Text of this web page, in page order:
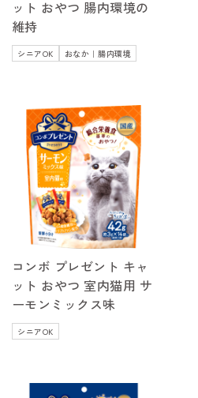
ット おやつ 腸内環境の
維持
シニアOK おなか｜腸内環境
コンボ プレゼント キャ
ット おやつ 室内猫用 サ
ーモンミックス味
シニアOK